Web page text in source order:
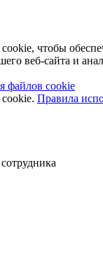
чтобы
веб-сайта и
файлов cookie
Правила